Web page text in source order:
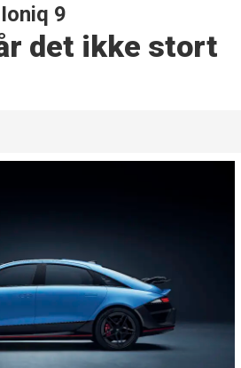
9
det ikke stort